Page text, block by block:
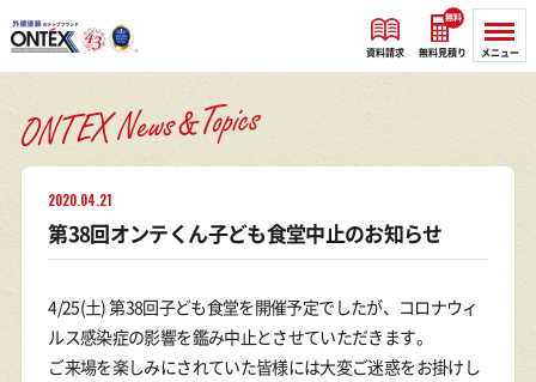
資料請求 無料見積り
無料
メニュー
2020.04.21
第38回オンテくん子ども食堂中止のお知らせ
4/25(土) 第38回子ども食堂を開催予定でしたが、コロナウィ
ルス感染症の影響を鑑み中止とさせていただきます。
ご来場を楽しみにされていた皆様には大変ご迷惑をお掛けし